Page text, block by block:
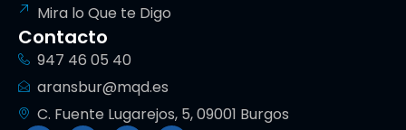
Mira lo Que te Digo
Contacto
947 46 05 40
aransbur@mqd.es
C. Fuente Lugarejos, 5, 09001 Burgos